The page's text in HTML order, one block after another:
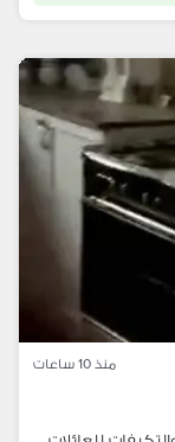
منذ 10 ساعات